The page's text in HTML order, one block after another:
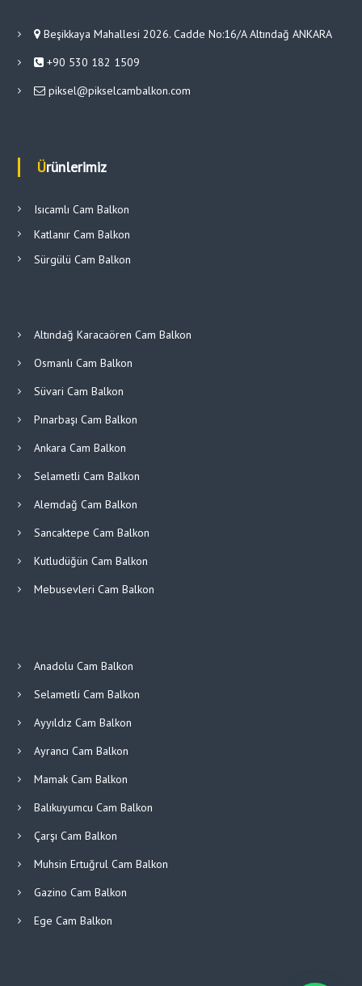
Beşikkaya Mahallesi 2026. Cadde No:16/A Altındağ ANKARA
+90 530 182 1509
piksel@pikselcambalkon.com
Ürünlerimiz
Isıcamlı Cam Balkon
Katlanır Cam Balkon
Sürgülü Cam Balkon
Altındağ Karacaören Cam Balkon
Osmanlı Cam Balkon
Süvari Cam Balkon
Pınarbaşı Cam Balkon
Ankara Cam Balkon
Selametli Cam Balkon
Alemdağ Cam Balkon
Sancaktepe Cam Balkon
Kutludüğün Cam Balkon
Mebusevleri Cam Balkon
Anadolu Cam Balkon
Selametli Cam Balkon
Ayyıldız Cam Balkon
Ayrancı Cam Balkon
Mamak Cam Balkon
Balıkuyumcu Cam Balkon
Çarşı Cam Balkon
Muhsin Ertuğrul Cam Balkon
Gazino Cam Balkon
Ege Cam Balkon